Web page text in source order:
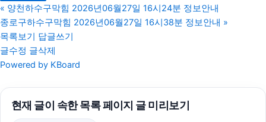
남양주이혼전문변호사
동탄임플란트
« 양천하수구막힘 2026년06월27일 16시24분 정보안내
종로구하수구막힘 2026년06월27일 16시38분 정보안내 »
목록보기 답글쓰기
글수정 글삭제
Powered by KBoard
현재 글이 속한 목록 페이지 글 미리보기